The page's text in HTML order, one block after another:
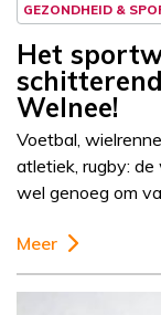
GEZONDHEID &
Het
Welnee!
Voetbal,
atletiek, rugby:
wel genoeg om
Meer